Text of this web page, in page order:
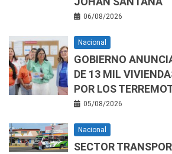
06/08/2026
Nacional
GOBIERNO
DE 13 MIL
POR LOS
05/08/2026
Nacional
SECTOR